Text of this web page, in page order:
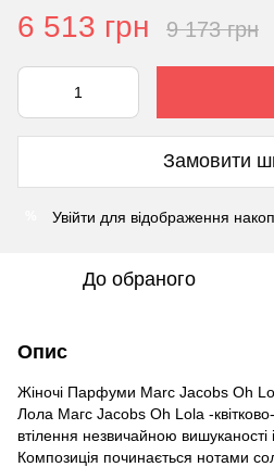
6 513 грн 9 173 грн
Замовити
Увійти для відображення
До обраного
Опис
Жіночі Парфуми Marc Jacobs Oh
Лола Магс Jaсоbs Оһ Lolа -
втілення незвичайною вишуканості
Композиція починається нотами